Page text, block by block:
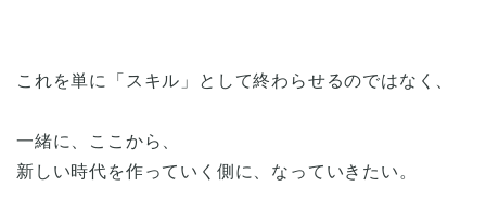
これを単に「スキル」として終わらせるのではなく、
一緒に、ここから、
新しい時代を作っていく側に、なっていきたい。